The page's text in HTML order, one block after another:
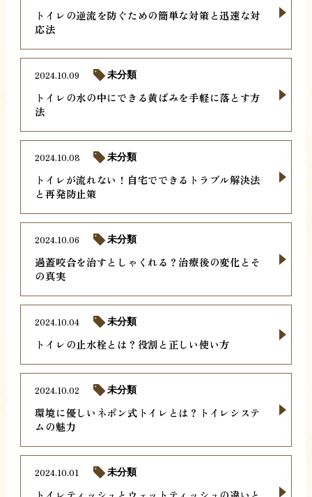
トイレの逆流を防ぐための簡単な対策と迅速な対
応法
トイレの水の中にできる黄ばみを手軽に落とす方
法
2024.10.09 未分類
トイレが流れない！自宅でできるトラブル解決法
と再発防止策
2024.10.08 未分類
過蓋咬合を治すとしゃくれる？治療後の変化とそ
の真実
2024.10.06 未分類
トイレの止水栓とは？役割と正しい使い方
2024.10.04 未分類
環境に優しいネポン式トイレとは？トイレシステ
ムの魅力
2024.10.02 未分類
2024.10.01 未分類